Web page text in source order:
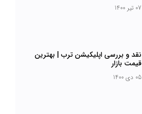
07 تیر 1400
نقد و بررسی اپلیکیشن ترب | بهترین
قیمت بازار
05 دی 1400